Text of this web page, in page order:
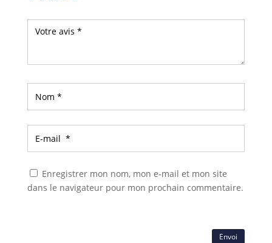
Enregistrer mon nom, mon e-mail et mon site
dans le navigateur pour mon prochain commentaire.
Envoi